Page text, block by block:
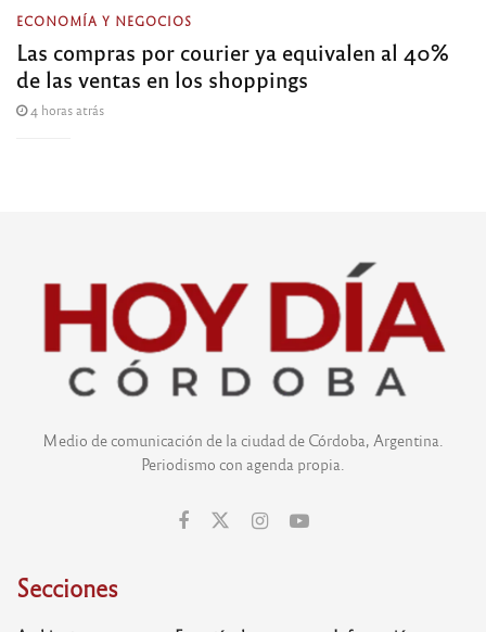
ECONOMÍA Y NEGOCIOS
Las compras por courier ya equivalen al 40%
de las ventas en los shoppings
4 horas atrás
Medio de comunicación de la ciudad de Córdoba, Argentina.
Periodismo con agenda propia.
Secciones